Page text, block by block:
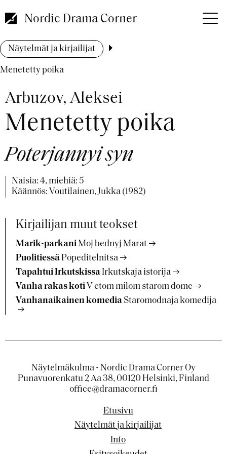
pääsisältöön
Nordic Drama Corner
Murupolku
Näytelmät ja kirjailijat
Menetetty poika
Arbuzov, Aleksei
Menetetty poika
Poterjannyi syn
Naisia: 4, miehiä: 5
Käännös: Voutilainen, Jukka (1982)
Kirjailijan muut teokset
Marik-parkaniMoj bednyj Marat
Puolitiessä Popeditelnitsa
Tapahtui Irkutskissa Irkutskaja istorija
Vanha rakas koti V etom milom starom dome
Vanhanaikainen komediaStaromodnaja komedija
Näytelmäkulma - Nordic Drama Corner Oy
Punavuorenkatu 2 Aa 38, 00120 Helsinki, Finland
office@dramacorner.fi
Etusivu
Näytelmät ja kirjailijat
Info